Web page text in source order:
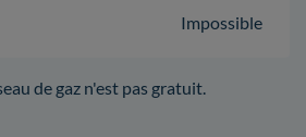
Impossible
de gaz n'est pas gratuit.